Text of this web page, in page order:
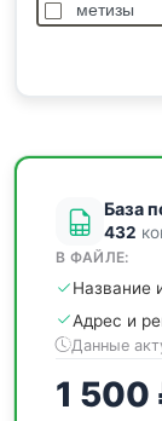
метизы
База
432
В ФАЙЛЕ:
Название
Адрес и
Данные
1 500